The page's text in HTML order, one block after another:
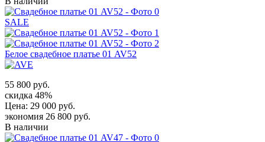
SALE
Белое свадебное платье 01 AV52
55 800 руб.
скидка 48%
Цена: 29 000 руб.
экономия 26 800 руб.
В наличии